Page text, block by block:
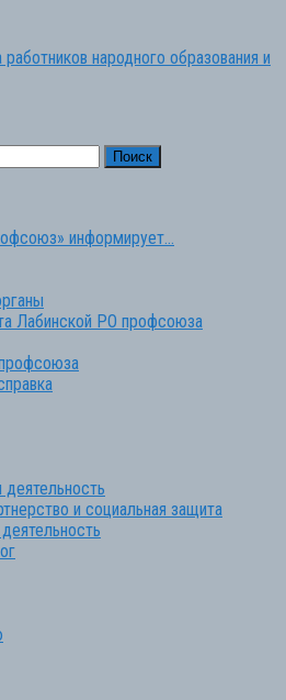
народного образования и
информирует…
Лабинской РО профсоюза
и социальная защита